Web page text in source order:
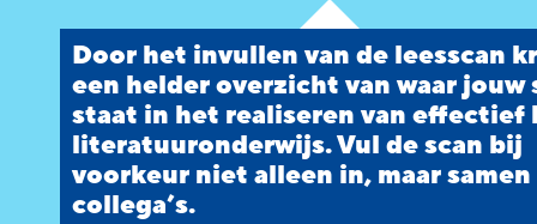
Door het invullen van de leesscan
een helder overzicht van waar jouw
staat in het realiseren van effectief
literatuuronderwijs. Vul de scan bij
voorkeur niet alleen in, maar
collega’s.